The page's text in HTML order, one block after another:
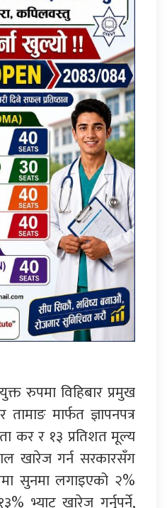
रुपमा विहिबार प्रमुख
मार्फत ज्ञापनपत्र
कर र १३ प्रतिशत मूल्य
खारेज गर्न सरकारसँग
सुनमा लगाइएको २%
भ्याट खारेज गर्नुपर्ने,